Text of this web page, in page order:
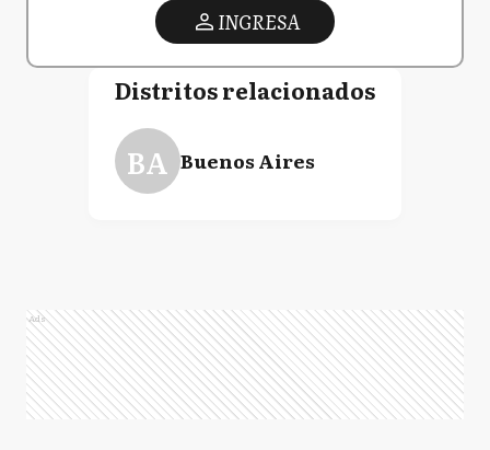
INGRESA
Distritos relacionados
BA Buenos Aires
Ads